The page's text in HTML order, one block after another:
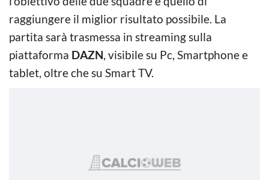
raggiungere il miglior risultato possibile. La
partita sarà trasmessa in streaming sulla
piattaforma DAZN, visibile su Pc, Smartphone e
tablet, oltre che su Smart TV.